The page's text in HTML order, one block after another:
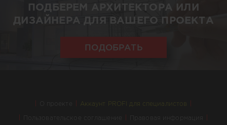
ПОДБЕРЕМ АРХИТЕКТОРА ИЛИ
ДИЗАЙНЕРА ДЛЯ ВАШЕГО ПРОЕКТА
ПОДОБРАТЬ
О проекте Аккаунт PROFI для специалистов
Пользовательское соглашение Правовая информация